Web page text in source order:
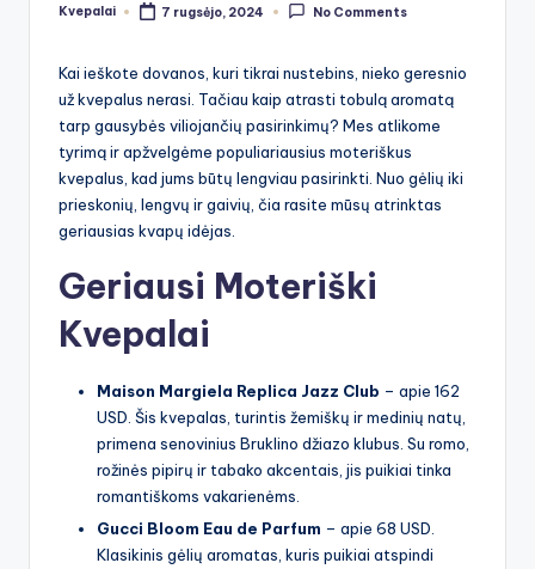
Posted
Kvepalai 7 rugsėjo, 2024 No Comments
Kai ieškote dovanos, kuri tikrai nustebins, nieko geresnio
už kvepalus nerasi. Tačiau kaip atrasti tobulą aromatą
tarp gausybės viliojančių pasirinkimų? Mes atlikome
tyrimą ir apžvelgėme populiariausius moteriškus
kvepalus, kad jums būtų lengviau pasirinkti. Nuo gėlių iki
prieskonių, lengvų ir gaivių, čia rasite mūsų atrinktas
geriausias kvapų idėjas.
Geriausi Moteriški
Kvepalai
Maison Margiela Replica Jazz Club – apie 162
USD. Šis kvepalas, turintis žemiškų ir medinių natų,
primena senovinius Bruklino džiazo klubus. Su romo,
rožinės pipirų ir tabako akcentais, jis puikiai tinka
romantiškoms vakarienėms.
Gucci Bloom Eau de Parfum – apie 68 USD.
Klasikinis gėlių aromatas, kuris puikiai atspindi